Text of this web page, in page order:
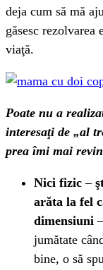
deja cum să mă
găsesc
viaţă.
Poate nu a
interesaţi de „al
prea îmi mai
Nici fizic–
arăta la fel
dimensiuni
jumătate
bine, o să